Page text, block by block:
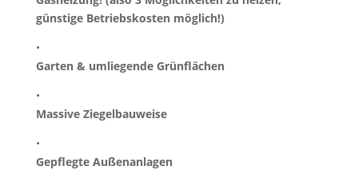
günstige Betriebskosten möglich!)
•
Garten & umliegende Grünflächen
•
Massive Ziegelbauweise
•
Gepflegte Außenanlagen